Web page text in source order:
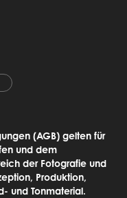
(AGB) gelten für
und dem
der Fotografie und
Produktion,
und Tonmaterial.